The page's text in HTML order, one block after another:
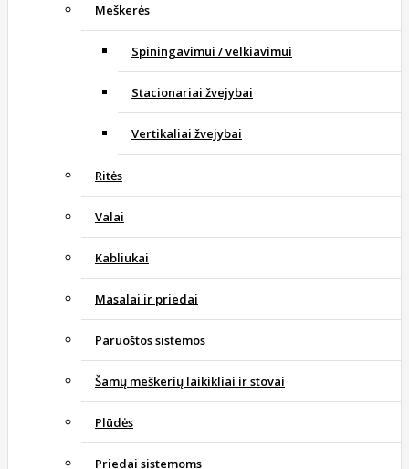
Meškerės
Spiningavimui / velkiavimui
Stacionariai žvejybai
Vertikaliai žvejybai
Ritės
Valai
Kabliukai
Masalai ir priedai
Paruoštos sistemos
Šamų meškerių laikikliai ir stovai
Plūdės
Priedai sistemoms